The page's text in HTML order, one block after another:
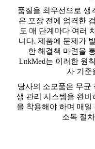
품질을 최우선으로 생
은 포장 전에 엄격한
도 매 단계마다 여러
니다. 제품에 문제가
한 해결책 마련을
LnkMed는 이러한 원
사 기준
당사의 소모품은 무균
생 관리 시스템을 완비
을 착용해야 하며 매
소독 절